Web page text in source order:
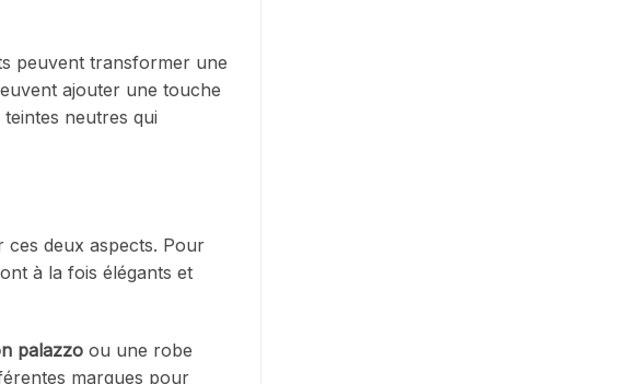
peuvent transformer une
ajouter une touche
neutres qui
ces deux aspects. Pour
à la fois élégants et
palazzo ou une robe
marques pour